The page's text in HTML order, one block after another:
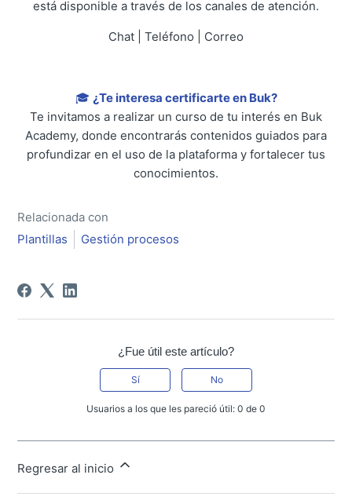
está disponible a través de los canales de atención.
Chat | Teléfono | Correo
🎓 ¿Te interesa certificarte en Buk?
Te invitamos a realizar un curso de tu interés en Buk
Academy, donde encontrarás contenidos guiados para
profundizar en el uso de la plataforma y fortalecer tus
conocimientos.
Relacionada con
Plantillas
Gestión procesos
¿Fue útil este artículo?
Sí No
Usuarios a los que les pareció útil: 0 de 0
Regresar al inicio